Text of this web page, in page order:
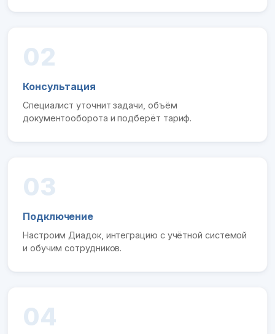
02
Консультация
Специалист уточнит задачи, объём
документооборота и подберёт тариф.
03
Подключение
Настроим Диадок, интеграцию с учётной системой
и обучим сотрудников.
04